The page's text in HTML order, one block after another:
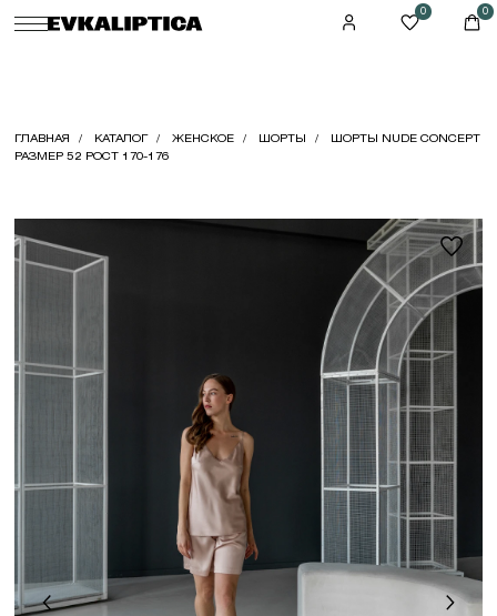
0 0
ГЛАВНАЯ КАТАЛОГ ЖЕНСКОЕ ШОРТЫ
ШОРТЫ NUDE CONCEPT
РАЗМЕР 52 РОСТ 170-176